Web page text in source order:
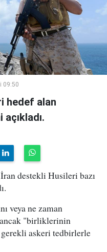
09:50
hedef alan
destekli Husileri bazı
veya ne zaman
"birliklerinin
gerekli askeri tedbirlerle